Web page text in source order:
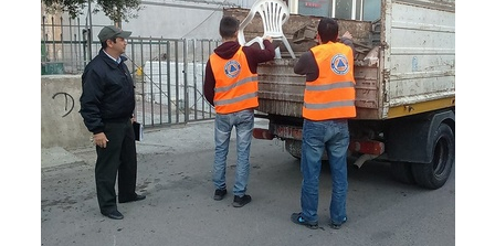
ΤΟΠΟΣ
ΠΟΛΙΤΙΣΜΟΣ
ΑΝΘΕΚΤΙΚΗ